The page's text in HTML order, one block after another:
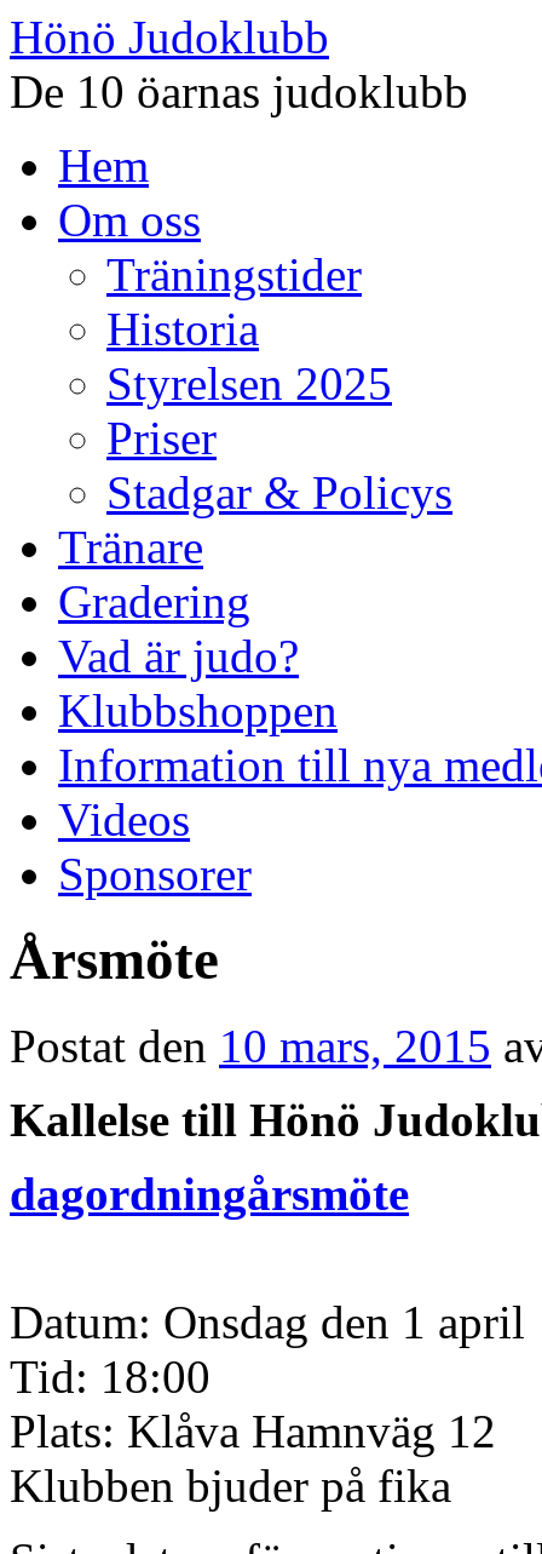
Hönö Judoklubb
De 10 öarnas judoklubb
till
innehållHem
Om oss
Träningstider
Historia
Styrelsen 2025
Priser
Stadgar & Policys
Tränare
Gradering
Vad är judo?
Klubbshoppen
Information till nya
Videos
Sponsorer
Årsmöte
Postat den 10 mars, 2015
Kallelse till Hönö
dagordningårsmöte
Datum: Onsdag den 1 april
Tid: 18:00
Plats: Klåva Hamnväg 12
Klubben bjuder på fika